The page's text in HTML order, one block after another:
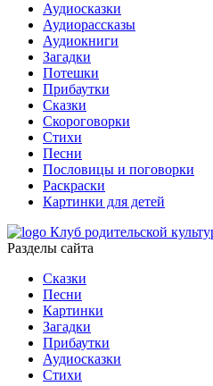
Аудиосказки
Аудиорассказы
Аудиокниги
Загадки
Потешки
Прибаутки
Сказки
Скороговорки
Стихи
Песни
Пословицы и поговорки
Раскраски
Картинки для детей
Клуб родительской
Разделы сайта
Сказки
Песни
Картинки
Загадки
Прибаутки
Аудиосказки
Стихи